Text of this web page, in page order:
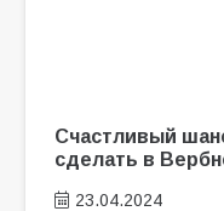
Счастливый
сделать в
23.04.2024